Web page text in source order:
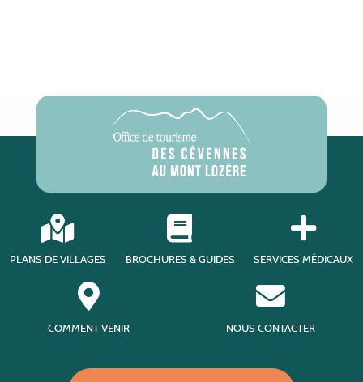
PLANS DE VILLAGES BROCHURES & GUIDES SERVICES MÉDICAUX
COMMENT VENIR NOUS CONTACTER